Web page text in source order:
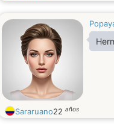
Sararuano22 años